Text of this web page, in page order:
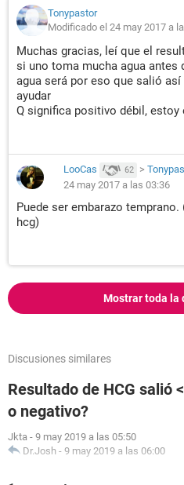
Tonypastor
Modificado el 24 may 2017 a
Muchas gracias, leí que el
si uno toma mucha agua
agua será por eso que salió
ayudar
Q significa positivo débil, estoy
LooCas 62 >
24 may 2017 a las 03:36
Puede ser embarazo
hcg)
Mostrar toda la
Discusiones similares
Resultado de HCG salió
o negativo?
Jkta - 9 may 2019 a las 05:50
Dr.Josh - 9 may 2019 a las 06:00